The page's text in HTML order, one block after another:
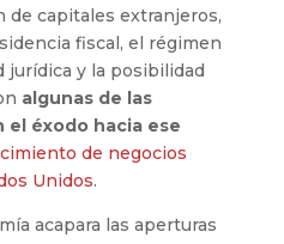
de capitales extranjeros,
fiscal, el régimen
jurídica y la posibilidad
algunas de las
el éxodo hacia ese
de negocios
Unidos.
acapara las aperturas